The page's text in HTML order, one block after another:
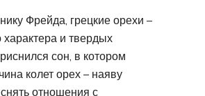
Фрейда, грецкие орехи –
характера и твердых
сон, в котором
колет орех – наяву
отношения с